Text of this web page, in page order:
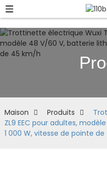
Maison Produits
ZL9 EEC pour adultes,
1 000 W, vitesse de pointe